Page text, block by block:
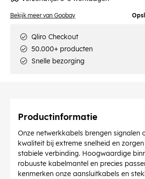
Bekijk meer van Goobay
Qliro Checkout
50.000+ producten
Snelle bezorging
Productinformatie
Onze netwerkkabels brengen signalen
kwaliteit bij extreme snelheid en
stabiele verbinding. Hoogwaardige
robuuste kabelmantel en precies
kenmerken onze aansluitkabels en